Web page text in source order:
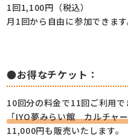
1回1,100円（税込）
月1回から自由に参加できます
●お得なチケット：
10回分の料金で11回ご利用で
「IYO夢みらい館 カルチャ
11,000円も販売いたします。